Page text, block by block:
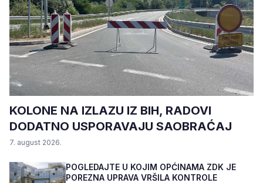
KOLONE NA IZLAZU IZ BIH, RADOVI
DODATNO USPORAVAJU SAOBRAĆAJ
7. august 2026.
POGLEDAJTE U KOJIM OPĆINAMA ZDK JE
POREZNA UPRAVA VRŠILA KONTROLE